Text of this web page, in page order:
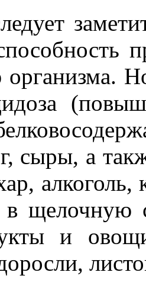
организма.
сыры, а
щелочную
и